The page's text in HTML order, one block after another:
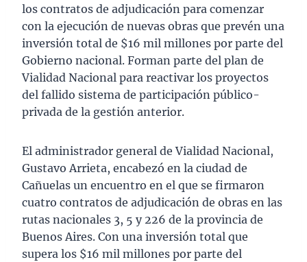
los contratos de adjudicación para comenzar
con la ejecución de nuevas obras que prevén una
inversión total de $16 mil millones por parte del
Gobierno nacional. Forman parte del plan de
Vialidad Nacional para reactivar los proyectos
del fallido sistema de participación público-
privada de la gestión anterior.
El administrador general de Vialidad Nacional,
Gustavo Arrieta, encabezó en la ciudad de
Cañuelas un encuentro en el que se firmaron
cuatro contratos de adjudicación de obras en las
rutas nacionales 3, 5 y 226 de la provincia de
Buenos Aires. Con una inversión total que
supera los $16 mil millones por parte del